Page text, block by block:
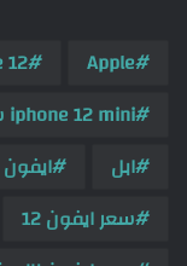
Apple
12
iphone 12 mini سعر
ابل
ايفون 12 برو Max
سعر ايفون 12